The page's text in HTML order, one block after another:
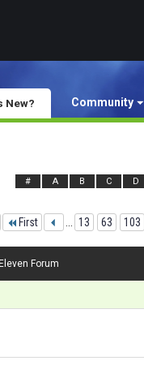
Community
New?
# A B C D
First 13 63 103
Forum